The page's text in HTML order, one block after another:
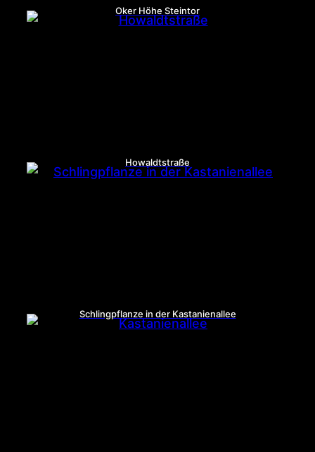
Oker Höhe Steintor
Howaldtstraße
Schlingpflanze in der Kastanienallee